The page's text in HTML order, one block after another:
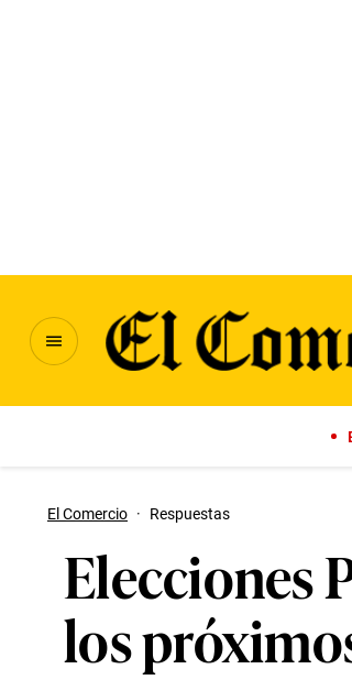
El Comercio · Respuestas
Elecciones
los